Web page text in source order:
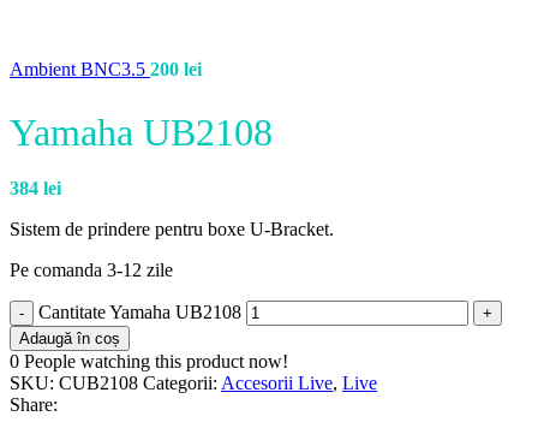
Ambient BNC3.5 200 lei
Yamaha UB2108
384 lei
Sistem de prindere pentru boxe U-Bracket.
Pe comanda 3-12 zile
Cantitate Yamaha UB2108
Adaugă în coș
0 People watching this product now!
SKU: CUB2108 Categorii: Accesorii Live, Live
Share: